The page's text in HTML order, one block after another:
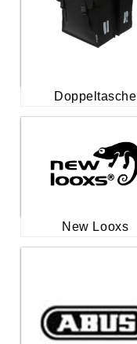
Doppeltasche
New Looxs